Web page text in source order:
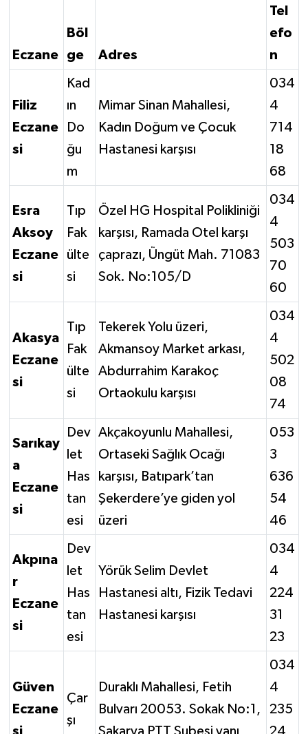
Eczane
Böl
ge
Adres
Tel
efo
n
Filiz
Eczane
si
Kad
ın
Do
ğu
m
Mimar Sinan Mahallesi,
Kadın Doğum ve Çocuk
Hastanesi karşısı
034
4
714
18
68
Esra
Aksoy
Eczane
si
Tıp
Fak
ülte
si
Özel HG Hospital Polikliniği
karşısı, Ramada Otel karşı
çaprazı, Üngüt Mah. 71083
Sok. No:105/D
034
4
503
70
60
Akasya
Eczane
si
Tıp
Fak
ülte
si
Tekerek Yolu üzeri,
Akmansoy Market arkası,
Abdurrahim Karakoç
Ortaokulu karşısı
034
4
502
08
74
Sarıkay
a
Eczane
si
Dev
let
Has
tan
esi
Akçakoyunlu Mahallesi,
Ortaseki Sağlık Ocağı
karşısı, Batıpark’tan
Şekerdere’ye giden yol
üzeri
053
3
636
54
46
Akpına
r
Eczane
si
Dev
let
Has
tan
esi
Yörük Selim Devlet
Hastanesi altı, Fizik Tedavi
Hastanesi karşısı
034
4
224
31
23
Güven
Eczane
Çar
şı
Duraklı Mahallesi, Fetih
Bulvarı 20053. Sokak No:1,
034
4
235